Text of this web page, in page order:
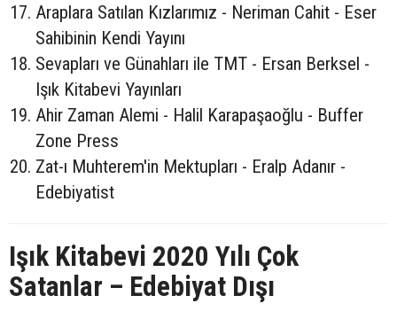
Araplara Satılan Kızlarımız - Neriman Cahit - Eser
Sahibinin Kendi Yayını
Sevapları ve Günahları ile TMT - Ersan Berksel -
Işık Kitabevi Yayınları
Ahir Zaman Alemi - Halil Karapaşaoğlu - Buffer
Zone Press
Zat-ı Muhterem'in Mektupları - Eralp Adanır -
Edebiyatist
Işık Kitabevi 2020 Yılı Çok
Satanlar – Edebiyat Dışı